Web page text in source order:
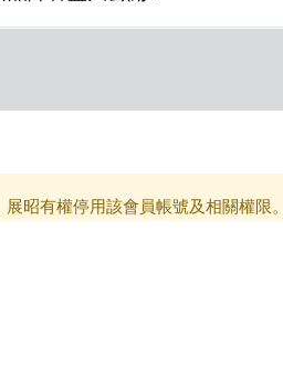
昭有權停用該會員帳號及相關權限。